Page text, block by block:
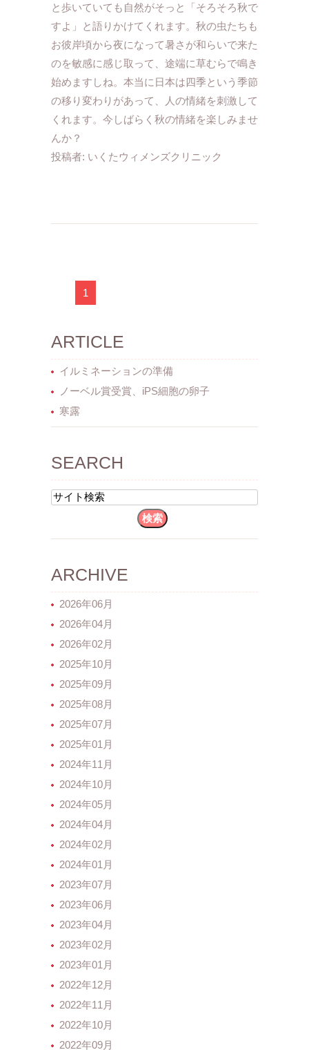
と歩いていても自然がそっと「そろそろ秋で
すよ」と語りかけてくれます。秋の虫たちも
お彼岸頃から夜になって暑さが和らいで来た
のを敏感に感じ取って、途端に草むらで鳴き
始めますしね。本当に日本は四季という季節
の移り変わりがあって、人の情緒を刺激して
くれます。今しばらく秋の情緒を楽しみませ
んか？
投稿者: いくたウィメンズクリニック
1
ARTICLE
イルミネーションの準備
ノーベル賞受賞、iPS細胞の卵子
寒露
SEARCH
ARCHIVE
2026年06月
2026年04月
2026年02月
2025年10月
2025年09月
2025年08月
2025年07月
2025年01月
2024年11月
2024年10月
2024年05月
2024年04月
2024年02月
2024年01月
2023年07月
2023年06月
2023年04月
2023年02月
2023年01月
2022年12月
2022年11月
2022年10月
2022年09月